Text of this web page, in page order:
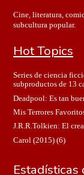
Cine, literatura,
subcultura popular.
Hot Topics
Series de ciencia
subproductos de 13
Deadpool: Es tan
Mis Terrores
J.R.R.Tolkien: El
Carol (2015)(6)
Estadísticas